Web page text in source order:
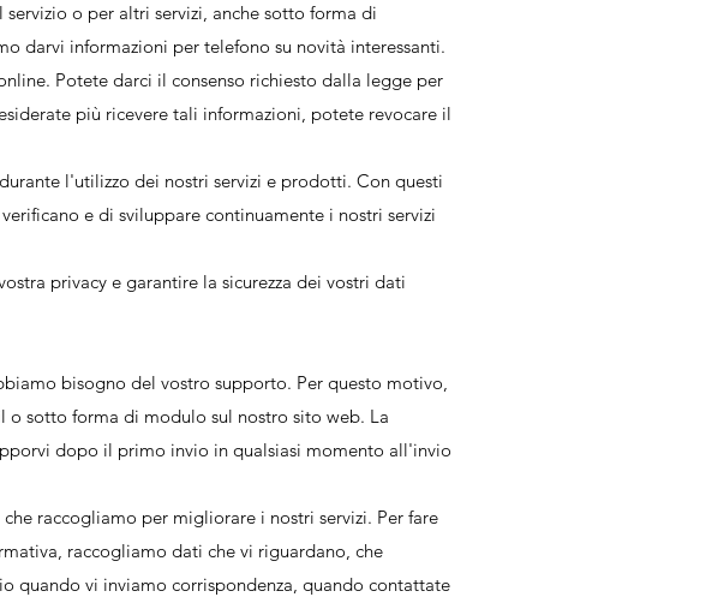
o per altri servizi, anche sotto forma di
darvi informazioni per telefono su novità interessanti.
Potete darci il consenso richiesto dalla legge per
più ricevere tali informazioni, potete revocare il
l'utilizzo dei nostri servizi e prodotti. Con questi
e di sviluppare continuamente i nostri servizi
privacy e garantire la sicurezza dei vostri dati
bisogno del vostro supporto. Per questo motivo,
sotto forma di modulo sul nostro sito web. La
dopo il primo invio in qualsiasi momento all'invio
raccogliamo per migliorare i nostri servizi. Per fare
raccogliamo dati che vi riguardano, che
quando vi inviamo corrispondenza, quando contattate